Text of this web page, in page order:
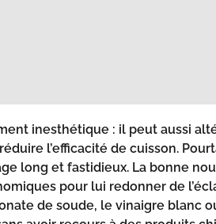
inesthétique : il peut aussi
l’efficacité de cuisson.
long et fastidieux. La bonne
pour lui redonner de
de soude, le vinaigre blanc